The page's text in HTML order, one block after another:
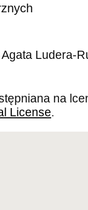
Ludera-
na
License.